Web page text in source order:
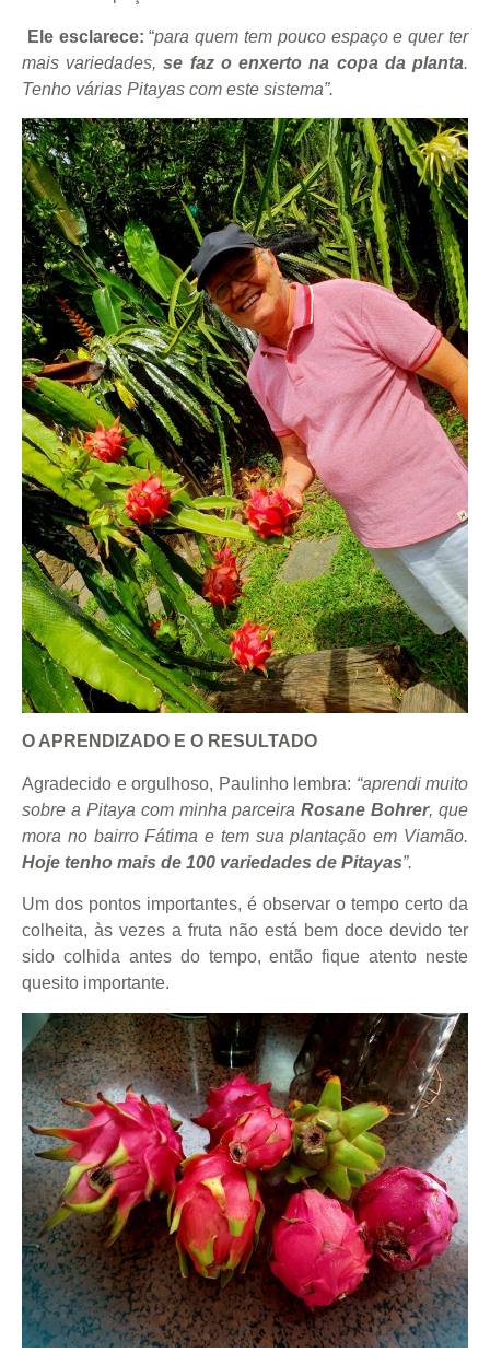
Ele esclarece: “para quem tem pouco espaço e quer ter
mais variedades,se faz o enxerto na copa da planta.
Tenho várias Pitayas com este sistema”.
O APRENDIZADO E O RESULTADO
Agradecido e orgulhoso, Paulinho lembra: “aprendi muito
sobre a Pitaya com minha parceiraRosane Bohrer, que
mora no bairro Fátima e tem sua plantação em Viamão.
Hoje tenho mais de 100 variedades de Pitayas”.
Um dos pontos importantes, é observar o tempo certo da
colheita, às vezes a fruta não está bem doce devido ter
sido colhida antes do tempo, então fique atento neste
quesito importante.